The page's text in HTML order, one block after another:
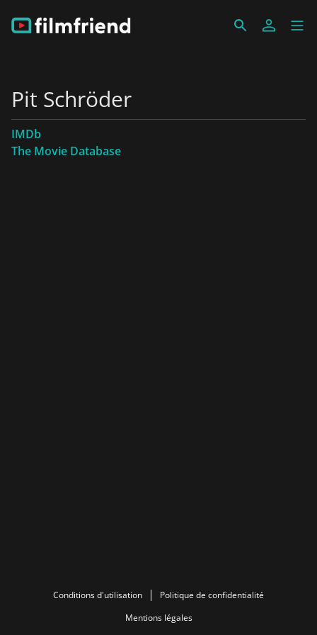
Pit Schröder
IMDb
The Movie Database
Conditions d'utilisation
Politique de confidentialité
Mentions légales